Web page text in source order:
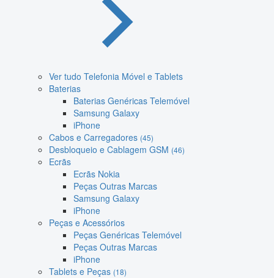
Ver tudo Telefonia Móvel e Tablets
Baterias
Baterias Genéricas Telemóvel
Samsung Galaxy
iPhone
Cabos e Carregadores (45)
Desbloqueio e Cablagem GSM (46)
Ecrãs
Ecrãs Nokia
Peças Outras Marcas
Samsung Galaxy
iPhone
Peças e Acessórios
Peças Genéricas Telemóvel
Peças Outras Marcas
iPhone
Tablets e Peças (18)